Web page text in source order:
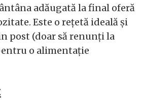
adăugată la final oferă
Este o rețetă ideală și
post (doar să renunți la
o alimentație